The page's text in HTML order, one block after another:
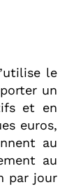
le
un
et en
euros,
au
au
par jour